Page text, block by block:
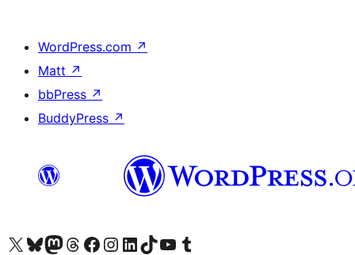
WordPress.com ↗
Matt ↗
bbPress ↗
BuddyPress ↗
Visit our X (formerly Twitter) account
Visit our Bluesky account
Visit our Mastodon account
Visit our Threads account
Bisitatu gure Facebook orrialdea
Visit our Instagram account
Visit our LinkedIn account
Visit our TikTok account
Visit our YouTube channel
Visit our Tumblr account